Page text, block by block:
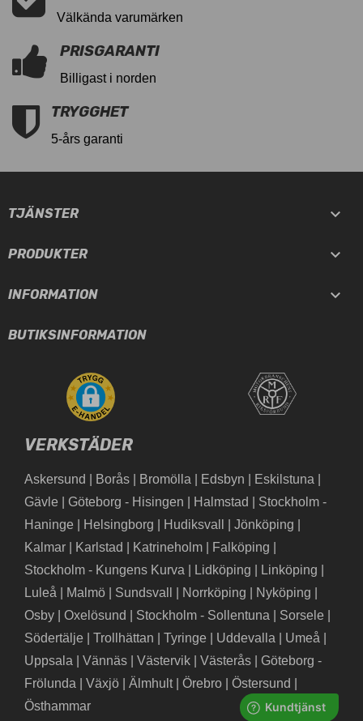
Välkända varumärken
PRISGARANTI
Billigast i norden
TRYGGHET
5-års garanti
TJÄNSTER 
PRODUKTER 
INFORMATION 
BUTIKSINFORMATION
VERKSTÄDER
Askersund Borås Bromölla Edsbyn Eskilstuna
Gävle
Göteborg - Hisingen Halmstad
Stockholm -
Haninge
Helsingborg Hudiksvall Jönköping
Kalmar
Karlstad Katrineholm Falköping
Stockholm - Kungens Kurva
Lidköping Linköping
Luleå
Malmö Sundsvall Norrköping Nyköping
Osby
Oxelösund Stockholm - Sollentuna Sorsele
Södertälje
Trollhättan Tyringe Uddevalla Umeå
Uppsala
Vännäs Västervik Västerås
Göteborg -
Frölunda
Växjö Älmhult Örebro Östersund
Östhammar